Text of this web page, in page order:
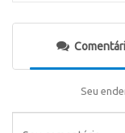
Seu